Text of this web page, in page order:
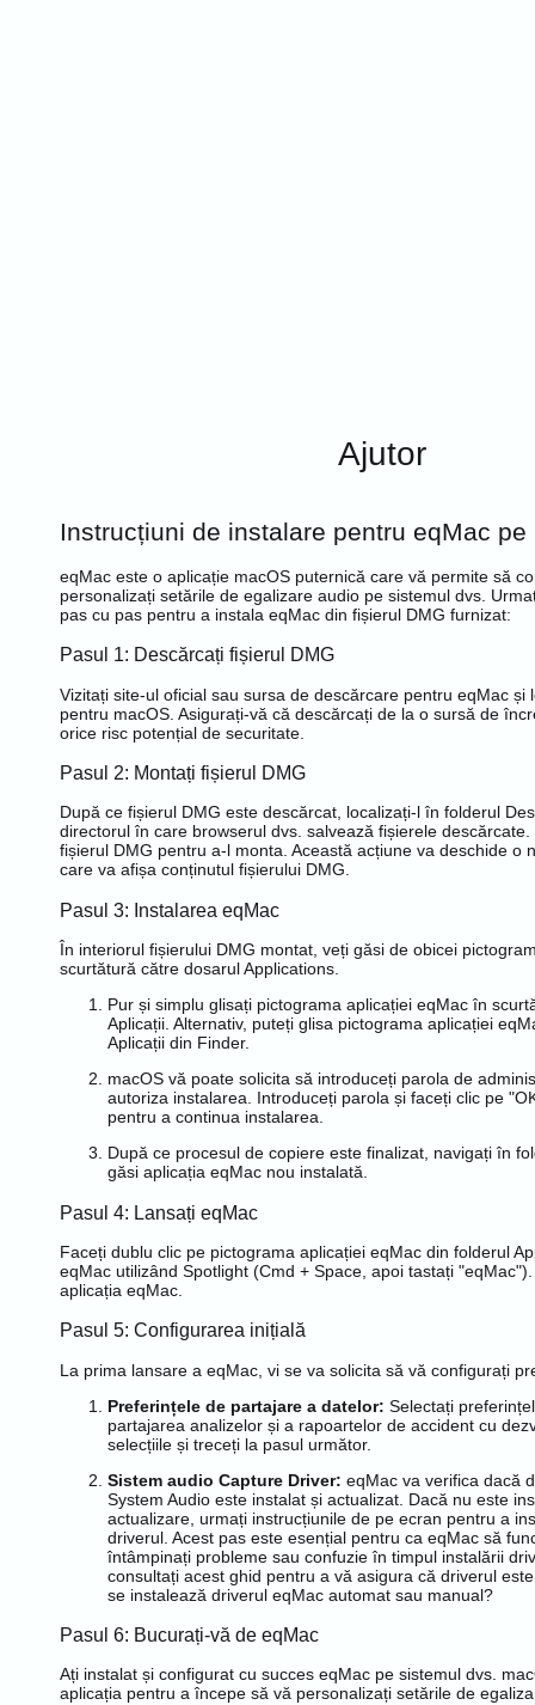
Ajutor
Instrucțiuni de instalare pentru eqMac pe
eqMac este o aplicație macOS puternică care vă permite să
personalizați setările de egalizare audio pe sistemul dvs.
pas cu pas pentru a instala eqMac din fișierul DMG furnizat:
Pasul 1: Descărcați fișierul DMG
Vizitați site-ul oficial sau sursa de descărcare pentru eqMac și
pentru macOS. Asigurați-vă că descărcați de la o sursă de
orice risc potențial de securitate.
Pasul 2: Montați fișierul DMG
După ce fișierul DMG este descărcat, localizați-l în folderul
directorul în care browserul dvs. salvează fișierele
fișierul DMG pentru a-l monta. Această acțiune va deschide o
care va afișa conținutul fișierului DMG.
Pasul 3: Instalarea eqMac
În interiorul fișierului DMG montat, veți găsi de obicei
scurtătură către dosarul Applications.
Pur și simplu glisați pictograma aplicației eqMac în
Aplicații. Alternativ, puteți glisa pictograma aplicației
Aplicații din Finder.
macOS vă poate solicita să introduceți parola de
autoriza instalarea. Introduceți parola și faceți clic pe
pentru a continua instalarea.
După ce procesul de copiere este finalizat, navigați în
găsi aplicația eqMac nou instalată.
Pasul 4: Lansați eqMac
Faceți dublu clic pe pictograma aplicației eqMac din folderul
eqMac utilizând Spotlight (Cmd + Space, apoi tastați
aplicația eqMac.
Pasul 5: Configurarea inițială
La prima lansare a eqMac, vi se va solicita să vă configurați
Preferințele de partajare a datelor: Selectați
partajarea analizelor și a rapoartelor de accident cu
selecțiile și treceți la pasul următor.
Sistem audio Capture Driver: eqMac va verifica dacă
System Audio este instalat și actualizat. Dacă nu este
actualizare, urmați instrucțiunile de pe ecran pentru a
driverul. Acest pas este esențial pentru ca eqMac să
întâmpinați probleme sau confuzie în timpul instalării
consultați acest ghid pentru a vă asigura că driverul
se instalează driverul eqMac automat sau manual?
Pasul 6: Bucurați-vă de eqMac
Ați instalat și configurat cu succes eqMac pe sistemul dvs.
aplicația pentru a începe să vă personalizați setările de